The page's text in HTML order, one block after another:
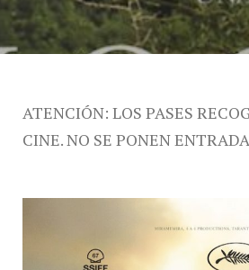
ATENCIÓN: LOS PASES
CINE. NO SE PONEN